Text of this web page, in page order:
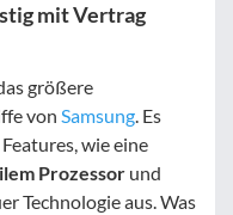
mit Vertrag
größere
von Samsung. Es
wie eine
Prozessor und
Technologie aus. Was